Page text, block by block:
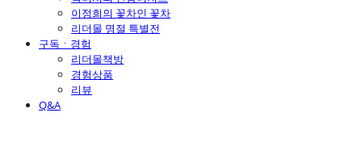
이정희의 꽃차인 꽃차
리더몰 명절 특별전
구독ㆍ경험
리더몰책방
경험상품
리뷰
Q&A